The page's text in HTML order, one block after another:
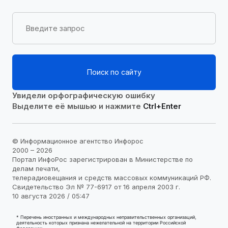
Поиск по сайту
Увидели орфографическую ошибку
Выделите её мышью и нажмите Ctrl+Enter
© Информационное агентство Инфорос
2000 – 2026
Портал ИнфоРос зарегистрирован в Министерстве по
делам печати,
телерадиовещания и средств массовых коммуникаций РФ.
Свидетельство Эл № 77-6917 от 16 апреля 2003 г.
10 августа 2026 / 05:47